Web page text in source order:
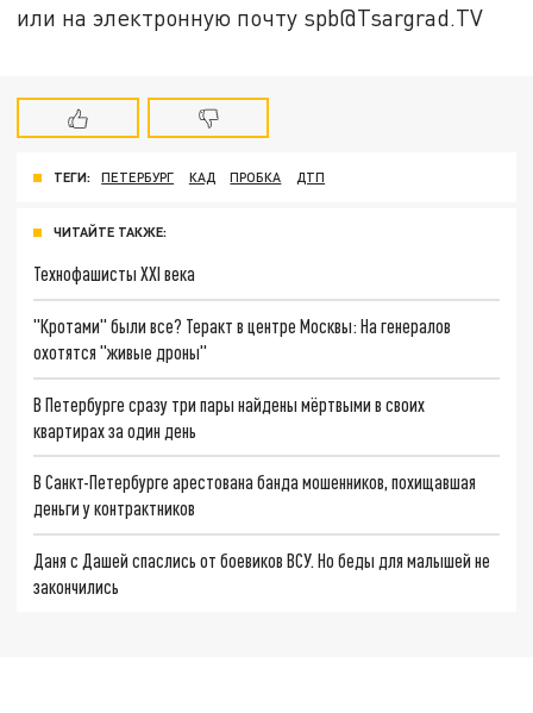
или на электронную почту spb@Tsargrad.TV
ТЕГИ: ПЕТЕРБУРГ КАД ПРОБКА ДТП
ЧИТАЙТЕ ТАКЖЕ:
Технофашисты XXI века
"Кротами" были все? Теракт в центре Москвы: На генералов
охотятся "живые дроны"
В Петербурге сразу три пары найдены мёртвыми в своих
квартирах за один день
В Санкт-Петербурге арестована банда мошенников, похищавшая
деньги у контрактников
Даня с Дашей спаслись от боевиков ВСУ. Но беды для малышей не
закончились